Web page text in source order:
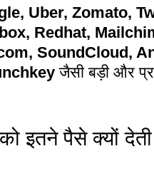
Uber, Zomato,
Redhat,
SoundCloud,
जैसी बड़ी और
इतने पैसे क्यों